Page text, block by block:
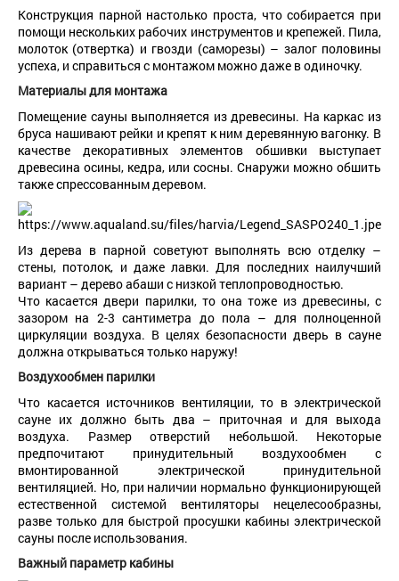
Конструкция парной настолько проста, что собирается при
помощи нескольких рабочих инструментов и крепежей. Пила,
молоток (отвертка) и гвозди (саморезы) – залог половины
успеха, и справиться с монтажом можно даже в одиночку.
Материалы для монтажа
Помещение сауны выполняется из древесины. На каркас из
бруса нашивают рейки и крепят к ним деревянную вагонку. В
качестве декоративных элементов обшивки выступает
древесина осины, кедра, или сосны. Снаружи можно обшить
также спрессованным деревом.
Из дерева в парной советуют выполнять всю отделку –
стены, потолок, и даже лавки. Для последних наилучший
вариант – дерево абаши с низкой теплопроводностью.
Что касается двери парилки, то она тоже из древесины, с
зазором на 2-3 сантиметра до пола – для полноценной
циркуляции воздуха. В целях безопасности дверь в сауне
должна открываться только наружу!
Воздухообмен парилки
Что касается источников вентиляции, то в электрической
сауне их должно быть два – приточная и для выхода
воздуха. Размер отверстий небольшой. Некоторые
предпочитают принудительный воздухообмен с
вмонтированной электрической принудительной
вентиляцией. Но, при наличии нормально функционирующей
естественной системой вентиляторы нецелесообразны,
разве только для быстрой просушки кабины электрической
сауны после использования.
Важный параметр кабины